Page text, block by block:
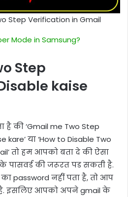
Step Verification in Gmail
Mode in Samsung?
Step
kaise
की ‘Gmail me Two Step
kare’ या ‘How to Disable Two
तो हम आपको बता दे की ऐसा
की जरूरत पड सकती है.
password नहीं पता है, तो आप
इसलिए आपको अपने gmail के